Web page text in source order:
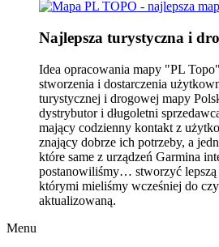
Najlepsza turystyczna i
Idea opracowania mapy "PL
stworzenia i dostarczenia
turystycznej i drogowej mapy
dystrybutor i długoletni
mający codzienny kontakt z
znający dobrze ich potrzeby, a
które same z urządzeń Garmina
postanowiliśmy… stworzyć lepszą
którymi mieliśmy wcześniej do
aktualizowaną.
Menu